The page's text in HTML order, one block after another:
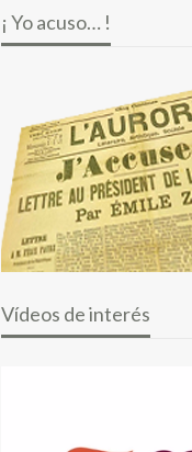
¡ Yo acuso… !
Vídeos de interés